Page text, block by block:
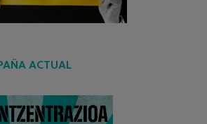
ACTUAL